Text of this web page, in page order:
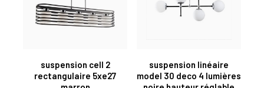
suspension cell 2
rectangulaire 5xe27
suspension linéaire
model 30 deco 4 lumières